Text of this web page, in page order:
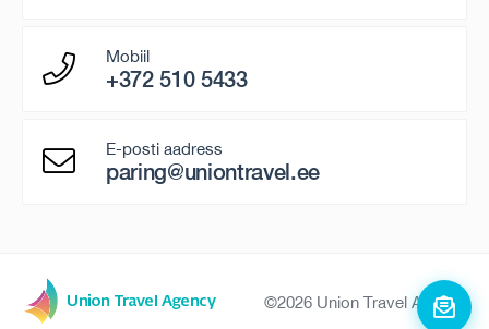
Mobiil
+372 510 5433
E-posti aadress
paring@uniontravel.ee
©2026 Union Travel Agency